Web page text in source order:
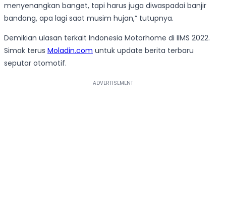
menyenangkan banget, tapi harus juga diwaspadai banjir
bandang, apa lagi saat musim hujan,” tutupnya.
Demikian ulasan terkait Indonesia Motorhome di IIMS 2022.
Simak terus Moladin.com untuk update berita terbaru
seputar otomotif.